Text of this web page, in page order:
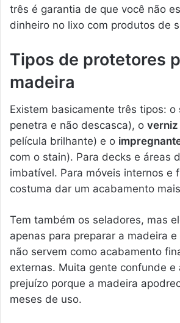
três é garantia de que você não
dinheiro no lixo com produtos de
Tipos de protetores
madeira
Existem basicamente três tipos: o
penetra e não descasca), o verniz
película brilhante) e o
com o stain). Para decks e áreas
imbatível. Para móveis internos e
costuma dar um acabamento
Tem também os seladores, mas
apenas para preparar a madeira
não servem como acabamento
externas. Muita gente confunde e
prejuízo porque a madeira
meses de uso.